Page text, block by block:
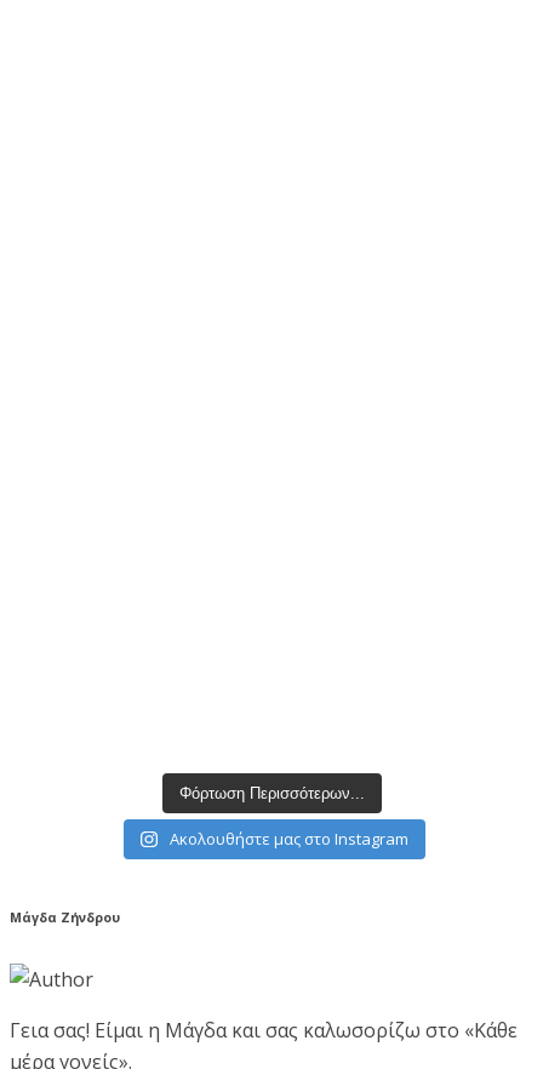
Φόρτωση Περισσότερων...
Ακολουθήστε μας στο Instagram
Μάγδα Ζήνδρου
Γεια σας! Είμαι η Μάγδα και σας καλωσορίζω στο «Κάθε
μέρα γονείς».